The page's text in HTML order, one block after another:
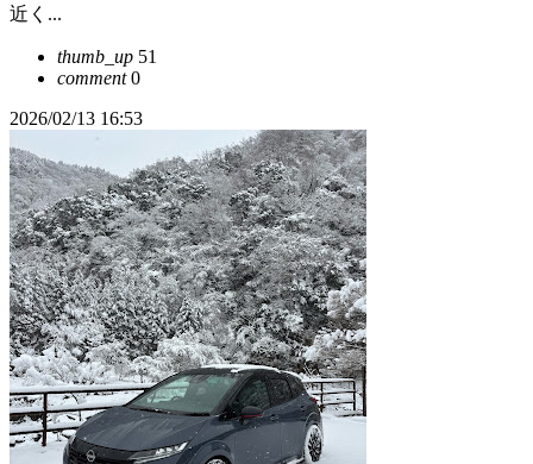
近く...
thumb_up 51
comment0
2026/02/13 16:53